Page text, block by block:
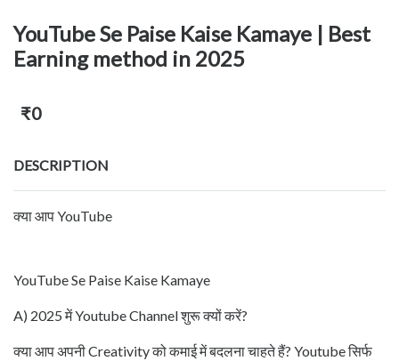
YouTube Se Paise Kaise Kamaye | Best
Earning method in 2025
₹0
DESCRIPTION
क्या आप YouTube
YouTube Se Paise Kaise Kamaye
A) 2025 में Youtube Channel शुरू क्यों करें?
क्या आप अपनी Creativity को कमाई में बदलना चाहते हैं? Youtube सिर्फ